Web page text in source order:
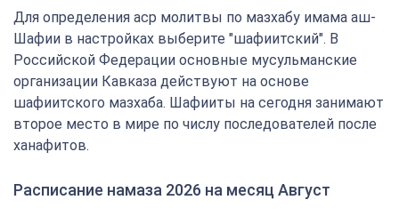
Для определения аср молитвы по мазхабу имама аш-
Шафии в настройках выберите "шафиитский". В
Российской Федерации основные мусульманские
организации Кавказа действуют на основе
шафиитского мазхаба. Шафииты на сегодня занимают
второе место в мире по числу последователей после
ханафитов.
Расписание намаза 2026 на месяц Август